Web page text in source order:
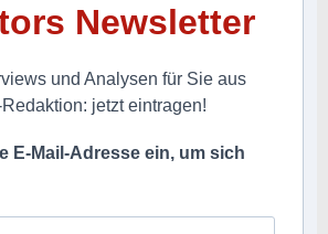
Newsletter
und Analysen für Sie aus
jetzt eintragen!
E-Mail-Adresse ein, um sich